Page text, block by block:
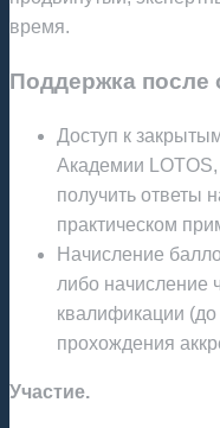
время.
Поддержка после
Доступ к
Академии
получить ответы
практическом
Начисление
либо начисление
квалификации
прохождения
Участие.